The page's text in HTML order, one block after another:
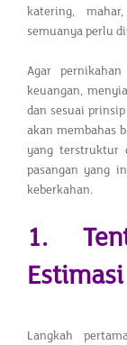
katering,
semuanya perlu
Agar
keuangan,
dan sesuai
akan membahas
yang terstruktur
pasangan yang
keberkahan.
1.
Langkah